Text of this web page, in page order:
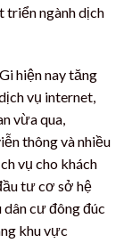
triển ngành dịch
hiện nay tăng
vụ internet,
vừa qua,
thông và nhiều
vụ cho khách
tư cơ sở hệ
cư đông đúc
khu vực